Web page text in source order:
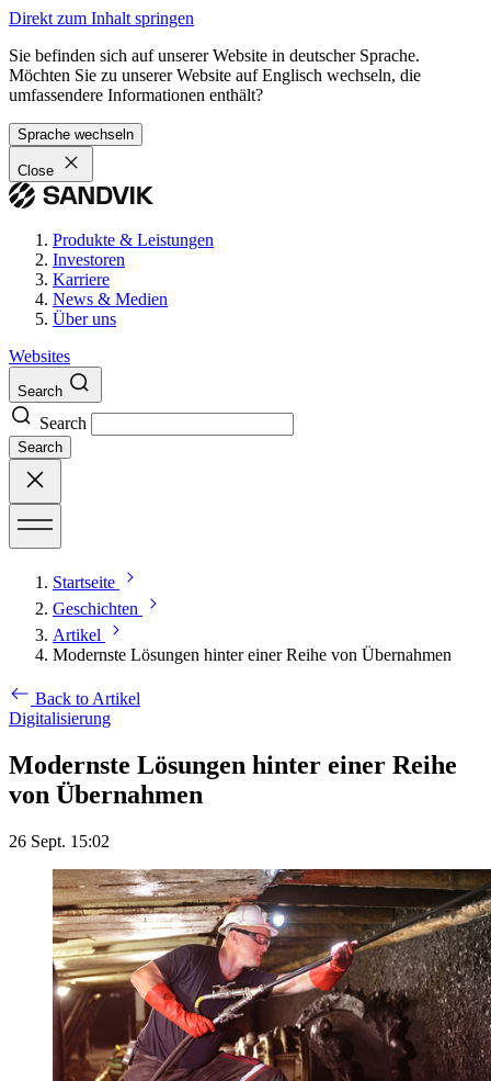
Direkt zum Inhalt springen
Sie befinden sich auf unserer Website in deutscher Sprache.
Möchten Sie zu unserer Website auf Englisch wechseln, die
umfassendere Informationen enthält?
Sprache wechseln
Close
Produkte & Leistungen
Investoren
Karriere
News & Medien
Über uns
Websites
Search
Search
Search
Startseite
Geschichten
Artikel
Modernste Lösungen hinter einer Reihe von Übernahmen
Back to Artikel
Digitalisierung
Modernste Lösungen hinter einer Reihe
von Übernahmen
26 Sept. 15:02